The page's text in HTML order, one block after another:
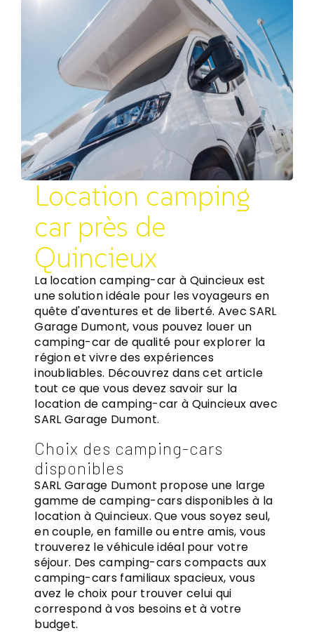
Location camping
car près de
Quincieux
La location camping-car à Quincieux est
une solution idéale pour les voyageurs en
quête d'aventures et de liberté. Avec SARL
Garage Dumont, vous pouvez louer un
camping-car de qualité pour explorer la
région et vivre des expériences
inoubliables. Découvrez dans cet article
tout ce que vous devez savoir sur la
location de camping-car à Quincieux avec
SARL Garage Dumont.
Choix des camping-cars
disponibles
SARL Garage Dumont propose une large
gamme de camping-cars disponibles à la
location à Quincieux. Que vous soyez seul,
en couple, en famille ou entre amis, vous
trouverez le véhicule idéal pour votre
séjour. Des camping-cars compacts aux
camping-cars familiaux spacieux, vous
avez le choix pour trouver celui qui
correspond à vos besoins et à votre
budget.